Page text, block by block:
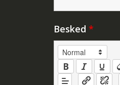
Besked *